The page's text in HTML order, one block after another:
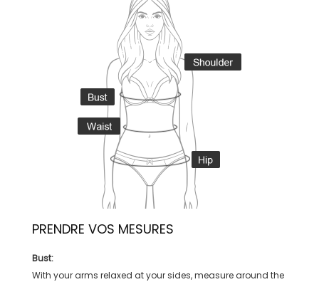
PRENDRE VOS MESURES
Bust:
With your arms relaxed at your sides, measure around the